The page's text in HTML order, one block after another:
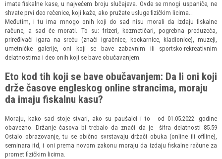
imate fiskalne kase, u najvećem broju slučajeva. Ovde se mnogi uspaniče, ne
shvate prvi deo rečenice, koji kaže, ako pružate usluge fizičkim licima…
Međutim, i tu ima mnogo onih koji do sad nisu morali da izdaju fiskalne
račune, a sad će morati. To su: frizeri, kozmetičari, pogrebna preduzeća,
priređivači igara na sreću (znači igračnice, kockarnice, kladionice), muzeji,
umetničke galerije, oni koji se bave zabavnim ili sportsko-rekreativnim
delatnostima i deo onih koji se bave obučavanjem.
Eto kod tih koji se bave obučavanjem: Da li oni koji
drže časove engleskog online strancima, moraju
da imaju fiskalnu kasu?
Moraju, kako sad stoje stvari, ako su paušalci i to - od 01.05.2022. godine
obavezno. Držanje časova bi trebalo da znači da je šifra delatnosti 85.59
Ostalo obrazovanje, tu se obično svrstavaju držači obuka (online ili offline),
seminara itd, i oni prema novom zakonu moraju da izdaju fiskalne račune za
promet fizičkim licima.